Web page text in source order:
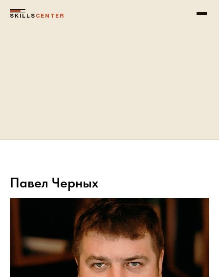
SKILLS CENTER
Павел Черных